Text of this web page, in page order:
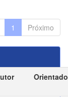
1 Próximo